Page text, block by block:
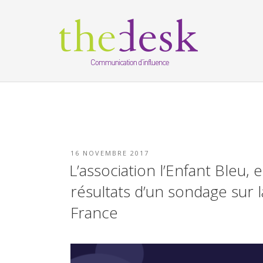
PUBLIÉ
16 NOVEMBRE 2017
L’association l’Enfant
résultats d’un sondage
France